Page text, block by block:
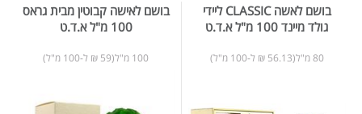
בושם לאשה CLASSIC ליידי
גולד מיינד 100 מ"ל א.ד.ט
80 מ"ל(56.13 ₪ ל-100 מ"ל)
בושם לאישה קבוטין מבית גראס
100 מ"ל א.ד.ט
100 מ"ל(59 ₪ ל-100 מ"ל)